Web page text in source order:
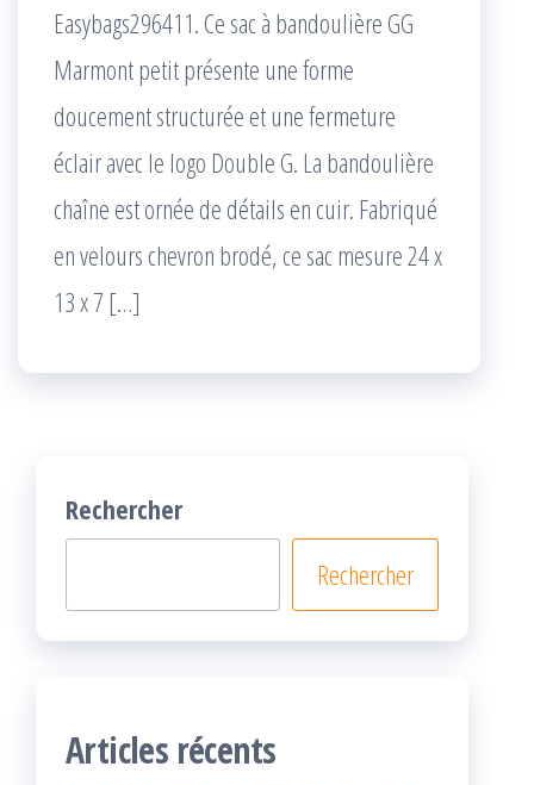
Easybags296411. Ce sac à bandoulière GG
Marmont petit présente une forme
doucement structurée et une fermeture
éclair avec le logo Double G. La bandoulière
chaîne est ornée de détails en cuir. Fabriqué
en velours chevron brodé, ce sac mesure 24 x
13 x 7 […]
Rechercher
Rechercher
Articles récents